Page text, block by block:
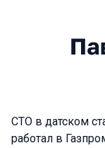
CTO в датском
работал в